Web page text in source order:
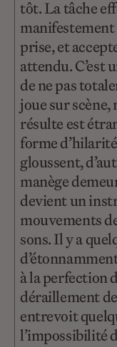
tôt. La tâche
prise, et
attendu. C’est
de ne pas
joue sur
résulte est
forme
gloussent,
manège
devient un
mouvements
sons. Il y a
à la perfection
déraillement
entrevoit
l’impossibilité